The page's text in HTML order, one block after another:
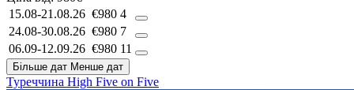
15.08-21.08.26 €980 4
24.08-30.08.26 €980 7
06.09-12.09.26 €980 11
Більше дат Менше дат
Туреччина High Five on Five